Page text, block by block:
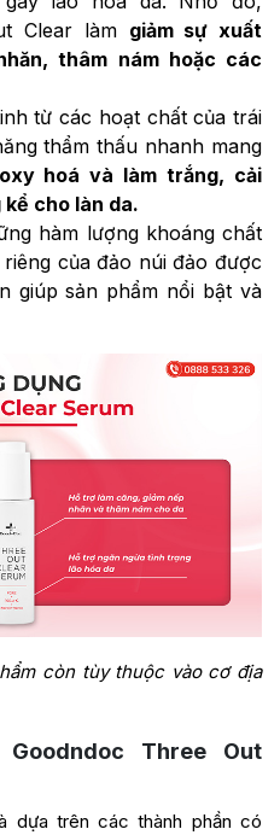
Clear làm giảm sự xuất
thâm nám hoặc các
từ các hoạt chất của trái
thẩm thấu nhanh mang
hoá và làm trắng, cải
cho làn da.
hàm lượng khoáng chất
của đảo núi đảo được
giúp sản phẩm nổi bật và
còn tùy thuộc vào cơ địa
Three Out
dựa trên các thành phần có